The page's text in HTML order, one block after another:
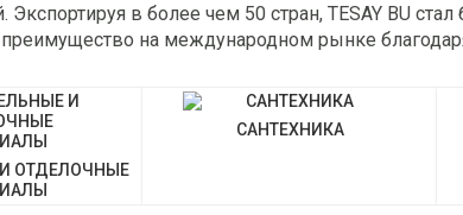
в более чем 50 стран, TESAY BU
преимущество на международном рынке
ОТДЕЛОЧНЫЕ
САНТЕХНИКА